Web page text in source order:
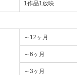
1作品1放映
～12ヶ月
～6ヶ月
～3ヶ月